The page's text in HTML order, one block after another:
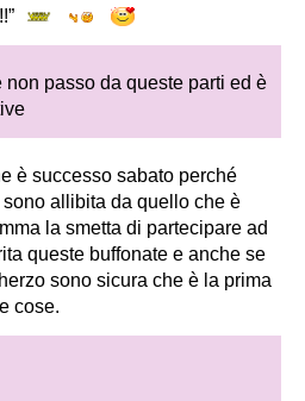
passo da queste parti ed è
è successo sabato perché
allibita da quello che è
la smetta di partecipare ad
queste buffonate e anche se
sono sicura che è la prima
cose.